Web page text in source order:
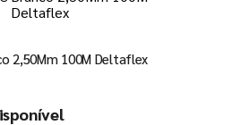
2,50Mm 100M Deltaflex